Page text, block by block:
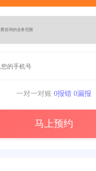
一对一对账 0报错 0漏报
马上预约